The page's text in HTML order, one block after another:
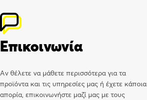
Επικοινωνία
Αν θέλετε να μάθετε περισσότερα για τα
προϊόντα και τις υπηρεσίες μας ή έχετε κάποια
απορία, επικοινωνήστε μαζί μας με τους